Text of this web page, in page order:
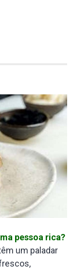
pessoa rica?
um paladar